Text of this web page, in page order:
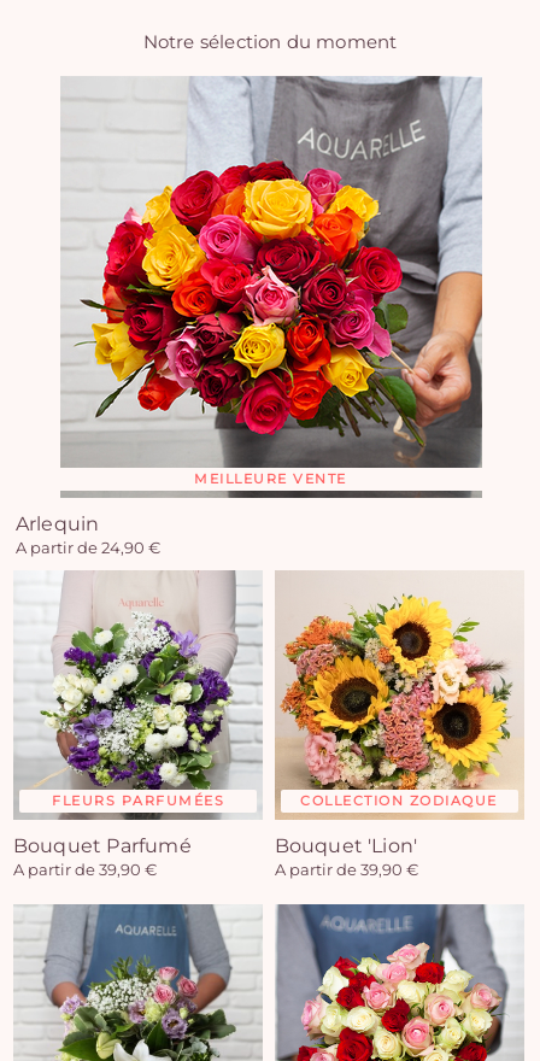
Notre sélection du moment
MEILLEURE VENTE
Arlequin
A partir de 24,90 €
FLEURS PARFUMÉES
Bouquet Parfumé
A partir de 39,90 €
COLLECTION ZODIAQUE
Bouquet 'Lion'
A partir de 39,90 €